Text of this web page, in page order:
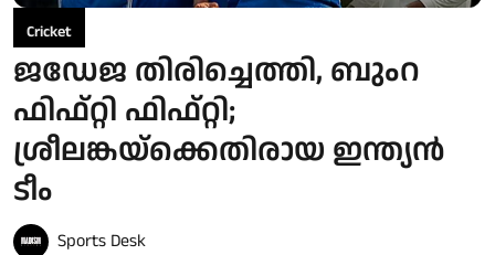
Cricket
ജഡേജ തിരിച്ചെത്തി, ബുംറ
ഫിഫ്റ്റി ഫിഫ്റ്റി;
ശ്രീലങ്കയ്‌ക്കെതിരായ ഇന്ത്യൻ
ടീം
Sports Desk